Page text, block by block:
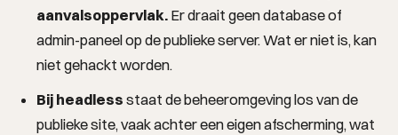
aanvalsoppervlak. Er draait geen database of
admin-paneel op de publieke server. Wat er niet is, kan
niet gehackt worden.
Bij headless staat de beheeromgeving los van de
publieke site, vaak achter een eigen afscherming, wat